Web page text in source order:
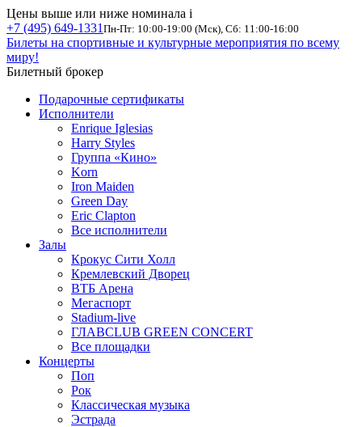
Цены выше или ниже номинала i
+7 (495) 649-1331 Пн-Пт: 10:00-19:00 (Мск), Сб: 11:00-16:00
Билеты на спортивные и культурные мероприятия по всему
миру!
Билетный брокер
Подарочные сертификаты
Исполнители
Enrique Iglesias
Harry Styles
Группа «Кино»
Korn
Iron Maiden
Green Day
Eric Clapton
Все исполнители
Залы
Крокус Сити Холл
Кремлевский Дворец
ВТБ Арена
Мегаспорт
Stadium-live
ГЛАВCLUB GREEN CONCERT
Все площадки
Концерты
Поп
Рок
Классическая музыка
Эстрада